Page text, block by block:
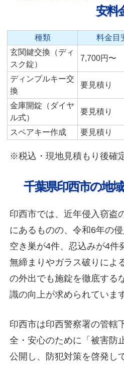
安料
種類 料金目
玄関鍵交換（ディ
スク錠）
7,700円〜
ディンプルキー交
換
要見積り
金庫開錠（ダイヤ
ル式）
要見積り
スペアキー作成 要見積り
※税込・現地見積もり後確
千葉県印西市の地
印西市では、近年侵入窃盗
にあるものの、令和6年の
空き巣が4件、忍込みが4件
無締まりやガラス破りによ
の外出でも施錠を徹底する
識の向上が求められていま
印西市は印西警察署の管轄
全・安心のために「被害防
公開し、防犯対策を啓発し